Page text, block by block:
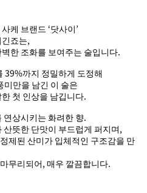
케 브랜드 ‘닷사이’
죠는,
한 조화를 보여주는 술입니다.
39%까지 정밀하게 도정해
미만을 남긴 이 술은
첫 인상을 남깁니다.
연상시키는 화려한 향.
뜻한 단맛이 부드럽게 퍼지며,
제된 산미가 입체적인 구조감을 만
무리되어, 매우 깔끔합니다.